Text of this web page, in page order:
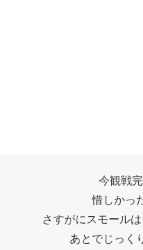
今観戦
惜しかっ
さすがにスモールは
あとでじっく